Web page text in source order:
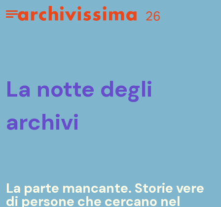
Home page
Apri il menu
la notte degli
archivi
La parte mancante. Storie vere
di persone che cercano nel